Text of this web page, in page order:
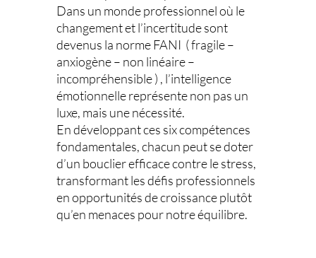
Dans un monde professionnel où le
changement et l’incertitude sont
devenus la norme FANI ( fragile –
anxiogène – non linéaire –
incompréhensible ) , l’intelligence
émotionnelle représente non pas un
luxe, mais une nécessité.
En développant ces six compétences
fondamentales, chacun peut se doter
d’un bouclier efficace contre le stress,
transformant les défis professionnels
en opportunités de croissance plutôt
qu’en menaces pour notre équilibre.